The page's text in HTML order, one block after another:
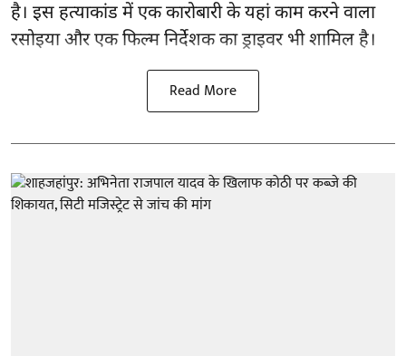
है। इस हत्याकांड में एक कारोबारी के यहां काम करने वाला
रसोइया और एक फिल्म निर्देशक का ड्राइवर भी शामिल है।
Read More